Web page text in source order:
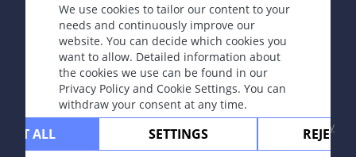
2. 人体外寄生虫：
永久性体外寄生虫：昆虫纲：头虱、衣虱和阴虱。蛛形
纲：蠕形螨和疥螨。
机会性寄生虫昆虫纲：臭虫、蚤、蚊、沙蚤、蠓虫、苍蝇
和马蝇。
机会性寄生虫蛛形纲: 蜱，恙螨（见恙螨病），叮咬的螨
虫（皮刺螨属），不挖掘隧道的动物螨虫（姬螯螨=移动
的螨），动物型的螨虫（庎螨及其他）。
We use cookies to tailor our content to your
needs and continuously improve our
website. You can decide which cookies you
want to allow. Detailed information about
the cookies we use can be found in our
Privacy Policy and Cookie Settings. You can
withdraw your consent at any time.
ALL SETTINGS REJECT
Copyright © 2003-2026 CYBERDERM Editorial Group
Founding Editor Guenter Burg, M.D. - Concept and
Coordination by Vahid Djamei, Zurich
All rights reserved.
Impressum|
Privacy
policy| Terms of use